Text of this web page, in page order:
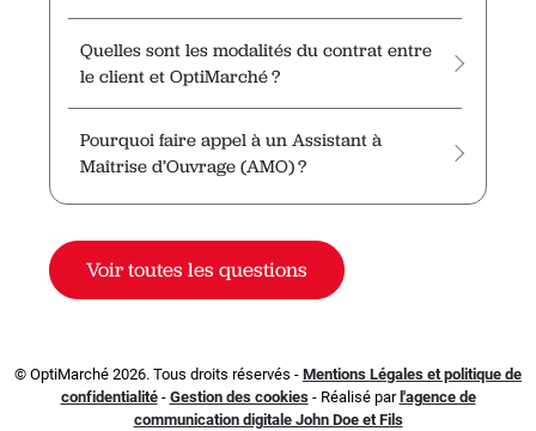
Quelles sont les modalités du contrat entre
le client et OptiMarché ?
Pourquoi faire appel à un Assistant à
Maîtrise d’Ouvrage (AMO) ?
Voir toutes les questions
© OptiMarché 2026. Tous droits réservés -Mentions Légales et politique de
confidentialité-Gestion des cookies- Réalisé parl'agence de
communication digitale John Doe et Fils